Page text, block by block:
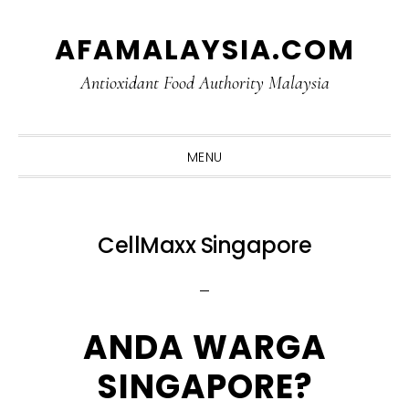
AFAMALAYSIA.COM
Antioxidant Food Authority Malaysia
MENU
CellMaxx Singapore
ANDA WARGA
SINGAPORE?